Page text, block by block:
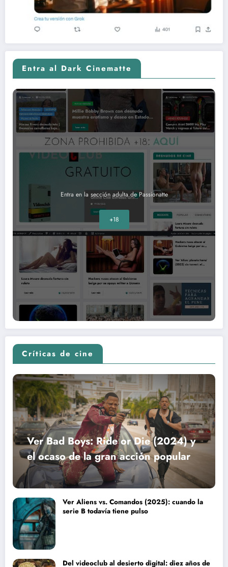
Entra al Dark Cinematte
Entra en la sección adulta de Passionatte
+18
Críticas de cine
Ver Bad Boys: Ride or Die (2024) y
el ocaso de la gran acción popular
Ver Aliens vs. Comandos (2025): cuando la
serie B todavía tiene pulso
Del videoclub al desierto digital: diez años de